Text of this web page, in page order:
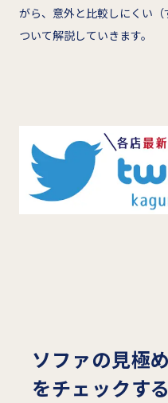
がら、意外と比較しにくい
ついて解説していきます。
ソファの見極
をチェックする